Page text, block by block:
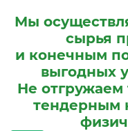
Мы
сырья
и конечным
выгодных
Не
тендерным